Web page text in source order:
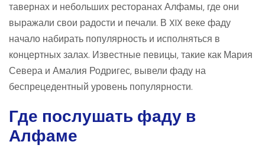
тавернах и небольших ресторанах Алфамы, где они
выражали свои радости и печали. В XIX веке фаду
начало набирать популярность и исполняться в
концертных залах. Известные певицы, такие как Мария
Севера и Амалия Родригес, вывели фаду на
беспрецедентный уровень популярности.
Где послушать фаду в
Алфаме